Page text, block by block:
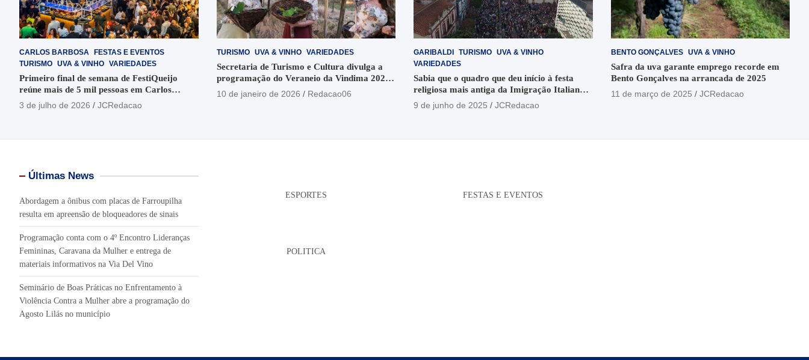
CARLOS BARBOSA
FESTAS E EVENTOS
TURISMO UVA & VINHO VARIEDADES
Primeiro final de semana de FestiQueijo
reúne mais de 5 mil pessoas em Carlos
Barbosa
3 de julho de 2026 JCRedacao
TURISMO UVA & VINHO VARIEDADES
Secretaria de Turismo e Cultura divulga a
programação do Veraneio da Vindima 2026
em Garibaldi
10 de janeiro de 2026 Redacao06
GARIBALDI TURISMO UVA & VINHO
VARIEDADES
Sabia que o quadro que deu início à festa
religiosa mais antiga da Imigração Italiana
está no Santuário Santo Antônio
9 de junho de 2025 JCRedacao
BENTO GONÇALVES UVA & VINHO
Safra da uva garante emprego recorde em
Bento Gonçalves na arrancada de 2025
11 de março de 2025
JCRedacao
Últimas News
Abordagem a ônibus com placas de Farroupilha
resulta em apreensão de bloqueadores de sinais
Programação conta com o 4º Encontro Lideranças
Femininas, Caravana da Mulher e entrega de
materiais informativos na Via Del Vino
Seminário de Boas Práticas no Enfrentamento à
Violência Contra a Mulher abre a programação do
Agosto Lilás no município
ESPORTES
POLITICA
FESTAS E EVENTOS